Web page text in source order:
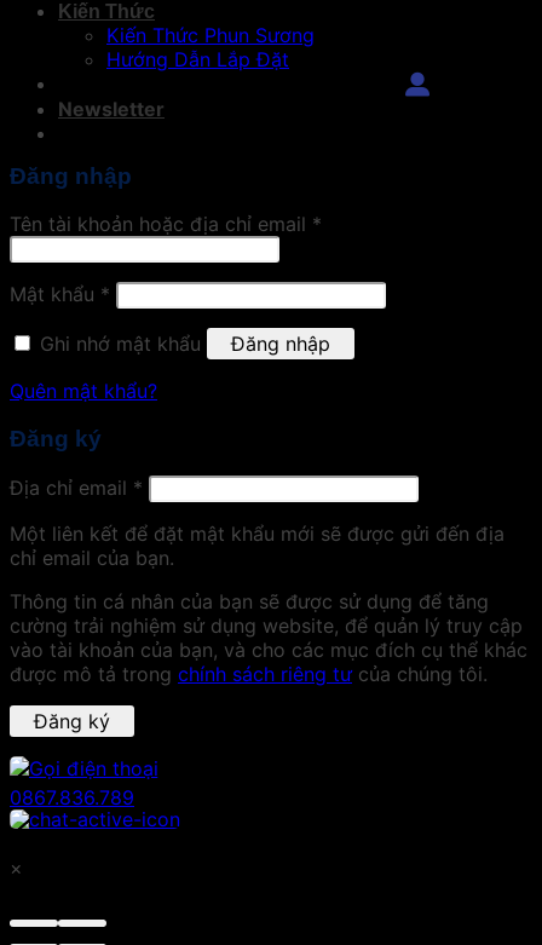
Kiến Thức
Kiến Thức Phun Sương
Hướng Dẫn Lắp Đặt
Newsletter
Đăng nhập
Tên tài khoản hoặc địa chỉ email *
Mật khẩu *
Ghi nhớ mật khẩu
Đăng nhập
Quên mật khẩu?
Đăng ký
Địa chỉ email *
Một liên kết để đặt mật khẩu mới sẽ được gửi đến địa
chỉ email của bạn.
Thông tin cá nhân của bạn sẽ được sử dụng để tăng
cường trải nghiệm sử dụng website, để quản lý truy cập
vào tài khoản của bạn, và cho các mục đích cụ thể khác
được mô tả trong chính sách riêng tưcủa chúng tôi.
Đăng ký
0867.836.789
×